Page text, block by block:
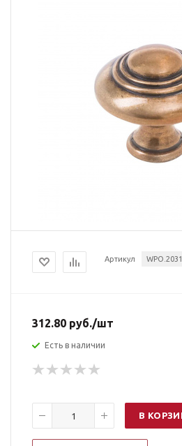
Артикул
312.80 руб./шт
Есть в наличии
В